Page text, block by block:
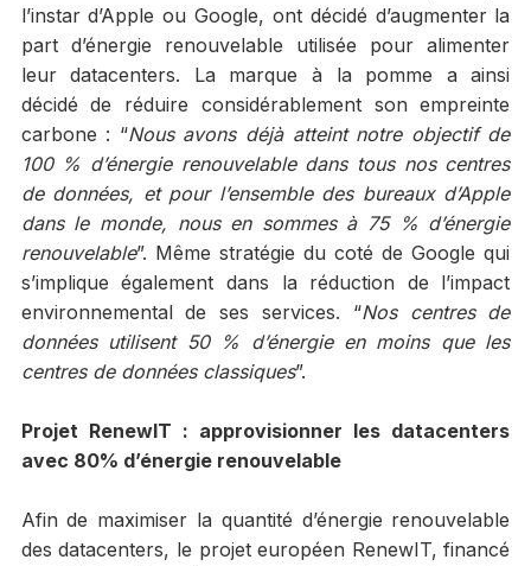
l’instar d’Apple ou Google, ont décidé d’augmenter la
part d’énergie renouvelable utilisée pour alimenter
leur datacenters. La marque à la pomme a ainsi
décidé de réduire considérablement son empreinte
carbone : “Nous avons déjà atteint notre objectif de
100 % d’énergie renouvelable dans tous nos centres
de données, et pour l’ensemble des bureaux d’Apple
dans le monde, nous en sommes à 75 % d’énergie
renouvelable”. Même stratégie du coté de Google qui
s’implique également dans la réduction de l’impact
environnemental de ses services. “Nos centres de
données utilisent 50 % d’énergie en moins que les
centres de données classiques”.
Projet RenewIT : approvisionner les datacenters
avec 80% d’énergie renouvelable
Afin de maximiser la quantité d’énergie renouvelable
des datacenters, le projet européen RenewIT, financé